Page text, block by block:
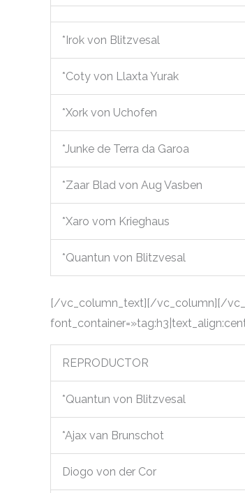
*Irok von Blitzvesal
*Coty von Llaxta Yurak
*Xork von Uchofen
*Junke de Terra da Garoa
*Zaar Blad von Aug Vasben
*Xaro vom Krieghaus
*Quantun von Blitzvesal
[/vc_column_text][/vc_column][/
REPRODUCTOR
*Quantun von Blitzvesal
*Ajax van Brunschot
Diogo von der Cor